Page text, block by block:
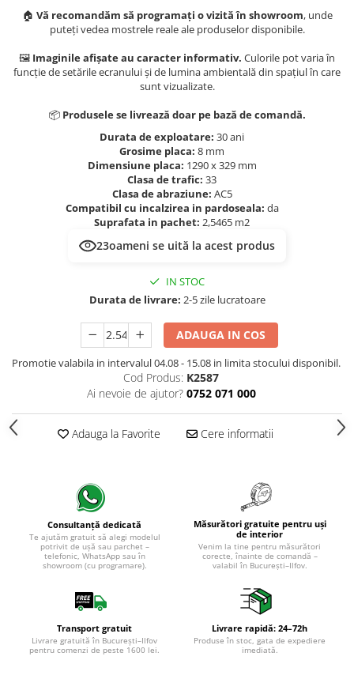
Herringbone 8 mm
Mammut 12 mm
Progress 10 mm
Robusto 12 mm
🏠 Vă recomandăm să programați o vizită în showroom, unde
puteți vedea mostrele reale ale produselor disponibile.
🖼️ Imaginile afișate au caracter informativ. Culorile pot varia în
funcție de setările ecranului și de lumina ambientală din spațiul în care
sunt vizualizate.
📦 Produsele se livrează doar pe bază de comandă.
Durata de exploatare: 30 ani
Grosime placa: 8 mm
Dimensiune placa: 1290 x 329 mm
Clasa de trafic: 33
Clasa de abraziune: AC5
Compatibil cu incalzirea in pardoseala: da
Suprafata in pachet: 2,5465 m2
23oameni se uită la acest produs
IN STOC
Durata de livrare: 2-5 zile lucratoare
ADAUGA IN COS
Promotie valabila in intervalul 04.08 - 15.08 in limita stocului disponibil.
Cod Produs: K2587
Ai nevoie de ajutor? 0752 071 000
Adauga la Favorite Cere informatii
Consultanță dedicată
Te ajutăm gratuit să alegi modelul
potrivit de ușă sau parchet –
telefonic, WhatsApp sau în
showroom (cu programare).
Măsurători gratuite pentru uși
de interior
Venim la tine pentru măsurători
corecte, înainte de comandă –
valabil în București–Ilfov.
Transport gratuit
Livrare gratuită în București–Ilfov
pentru comenzi de peste 1600 lei.
Livrare rapidă: 24–72h
Produse în stoc, gata de expediere
imediată.